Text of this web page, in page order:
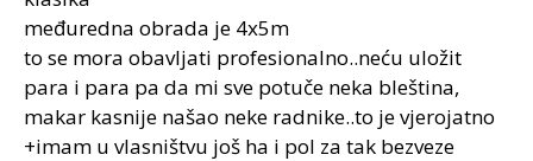
međuredna obrada je 4x5m
to se mora obavljati profesionalno..neću uložit
para i para pa da mi sve potuče neka bleština,
makar kasnije našao neke radnike..to je vjerojatno
+imam u vlasništvu još ha i pol za tak bezveze